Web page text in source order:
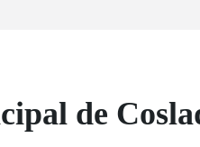
de